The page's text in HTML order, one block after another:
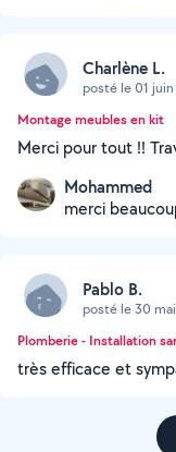
Charlène L.
posté le 01
Montage meubles en kit
Merci pour tout !!
Mohammed
merci
Pablo B.
posté le 30
Plomberie - Installation
très efficace et